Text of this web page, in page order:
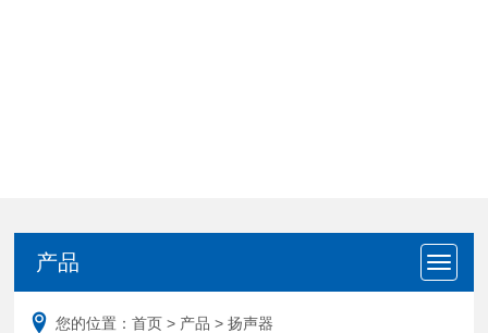
产品
您的位置：首页 > 产品 >扬声器